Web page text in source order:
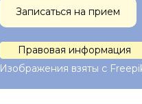
Правовая информация
Записаться на прием
Изображения взяты с